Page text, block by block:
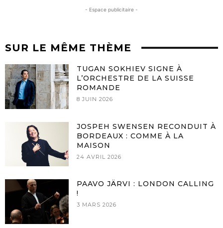
- Espace publicitaire -
SUR LE MÊME THÈME
TUGAN SOKHIEV SIGNE À
L’ORCHESTRE DE LA SUISSE
ROMANDE
8 JUIN 2026
JOSPEH SWENSEN RECONDUIT À
BORDEAUX : COMME À LA
MAISON
24 AVRIL 2026
PAAVO JÄRVI : LONDON CALLING
!
3 MARS 2026